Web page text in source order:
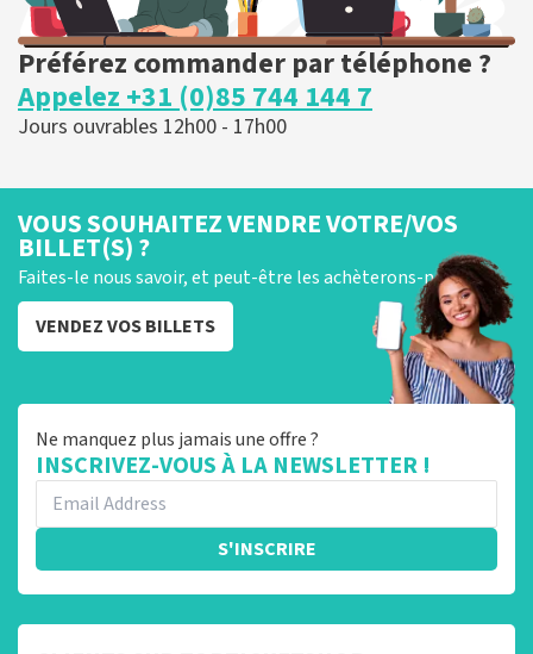
Préférez commander par téléphone ?
Appelez +31 (0)85 744 144 7
Jours ouvrables 12h00 - 17h00
VOUS SOUHAITEZ VENDRE VOTRE/VOS
BILLET(S) ?
Faites-le nous savoir, et peut-être les achèterons-nous !
VENDEZ VOS BILLETS
Ne manquez plus jamais une offre ?
INSCRIVEZ-VOUS À LA NEWSLETTER !
S'INSCRIRE